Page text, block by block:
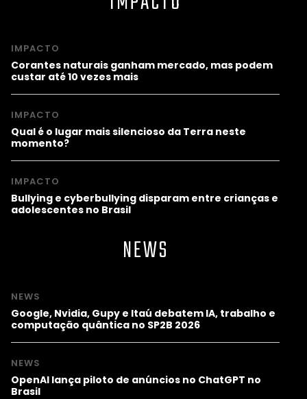
IMPACTO
Corantes naturais ganham mercado, mas podem
custar até 10 vezes mais
IMPACTO
Qual é o lugar mais silencioso da Terra neste
momento?
IMPACTO
Bullying e cyberbullying disparam entre crianças e
adolescentes no Brasil
NEWS
NEWS
Google, Nvidia, Gupy e Itaú debatem IA, trabalho e
computação quântica no SP2B 2026
NEWS
OpenAI lança piloto de anúncios no ChatGPT no
Brasil